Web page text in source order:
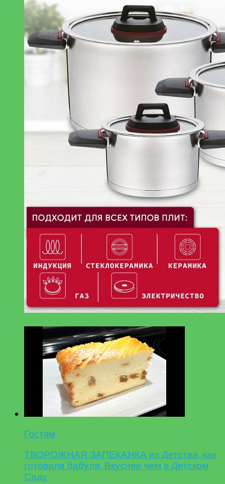
Гостям
ТВОРОЖНАЯ ЗАПЕКАНКА из Детства, как
готовила бабуля. Вкуснее чем в Детском
Саду